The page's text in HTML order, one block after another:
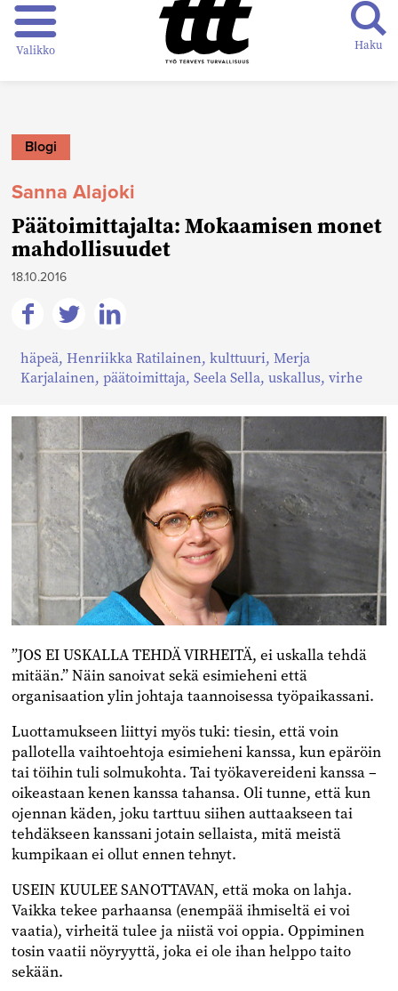
Valikko Haku
Blogi
Sanna Alajoki
Päätoimittajalta: Mokaamisen monet
mahdollisuudet
18.10.2016
Jaa
Facebookissa
Jaa
Twitterissä
Jaa
Linkedinissä
häpeä, Henriikka Ratilainen, kulttuuri, Merja
Karjalainen, päätoimittaja, Seela Sella, uskallus, virhe
”JOS EI USKALLA TEHDÄ VIRHEITÄ, ei uskalla tehdä
mitään.” Näin sanoivat sekä esimieheni että
organisaation ylin johtaja taannoisessa työpaikassani.
Luottamukseen liittyi myös tuki: tiesin, että voin
pallotella vaihtoehtoja esimieheni kanssa, kun epäröin
tai töihin tuli solmukohta. Tai työkavereideni kanssa –
oikeastaan kenen kanssa tahansa. Oli tunne, että kun
ojennan käden, joku tarttuu siihen auttaakseen tai
tehdäkseen kanssani jotain sellaista, mitä meistä
kumpikaan ei ollut ennen tehnyt.
USEIN KUULEE SANOTTAVAN, että moka on lahja.
Vaikka tekee parhaansa (enempää ihmiseltä ei voi
vaatia), virheitä tulee ja niistä voi oppia. Oppiminen
tosin vaatii nöyryyttä, joka ei ole ihan helppo taito
sekään.